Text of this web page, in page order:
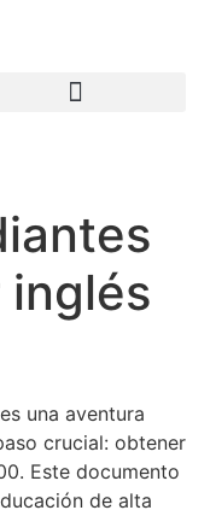
una aventura
crucial: obtener
Este documento
de alta